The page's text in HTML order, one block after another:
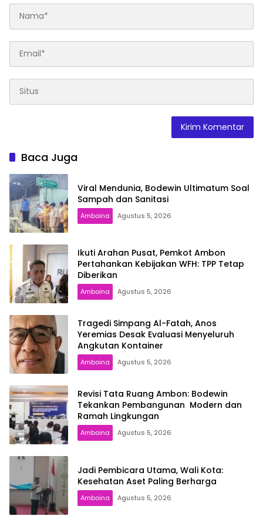
Baca Juga
Viral Mendunia, Bodewin Ultimatum Soal
Sampah dan Sanitasi
Amboina Agustus 5, 2026
Ikuti Arahan Pusat, Pemkot Ambon
Pertahankan Kebijakan WFH: TPP Tetap
Diberikan
Amboina Agustus 5, 2026
Tragedi Simpang Al-Fatah, Anos
Yeremias Desak Evaluasi Menyeluruh
Angkutan Kontainer
Amboina Agustus 5, 2026
Revisi Tata Ruang Ambon: Bodewin
Tekankan Pembangunan Modern dan
Ramah Lingkungan
Amboina Agustus 5, 2026
Jadi Pembicara Utama, Wali Kota:
Kesehatan Aset Paling Berharga
Amboina Agustus 5, 2026